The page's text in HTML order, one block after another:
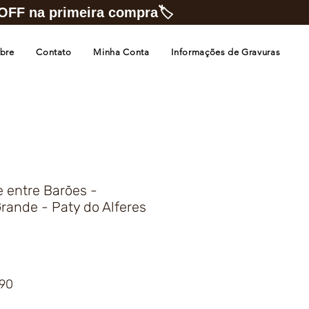
Contato Minha Conta Informações de Gravuras
OFF na primeira compra🏷️
entre Barões -
- Paty do Alferes